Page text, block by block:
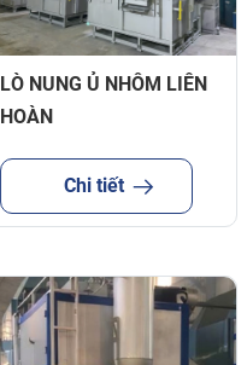
LÒ NUNG Ủ NHÔM LIÊN
HOÀN
Chi tiết